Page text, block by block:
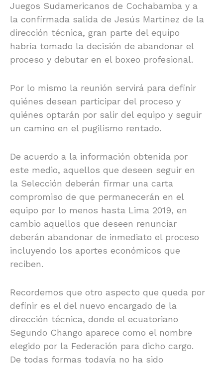
Juegos Sudamericanos de Cochabamba y a
la confirmada salida de Jesús Martínez de la
dirección técnica, gran parte del equipo
habría tomado la decisión de abandonar el
proceso y debutar en el boxeo profesional.
Por lo mismo la reunión servirá para definir
quiénes desean participar del proceso y
quiénes optarán por salir del equipo y seguir
un camino en el pugilismo rentado.
De acuerdo a la información obtenida por
este medio, aquellos que deseen seguir en
la Selección deberán firmar una carta
compromiso de que permanecerán en el
equipo por lo menos hasta Lima 2019, en
cambio aquellos que deseen renunciar
deberán abandonar de inmediato el proceso
incluyendo los aportes económicos que
reciben.
Recordemos que otro aspecto que queda por
definir es el del nuevo encargado de la
dirección técnica, donde el ecuatoriano
Segundo Chango aparece como el nombre
elegido por la Federación para dicho cargo.
De todas formas todavía no ha sido